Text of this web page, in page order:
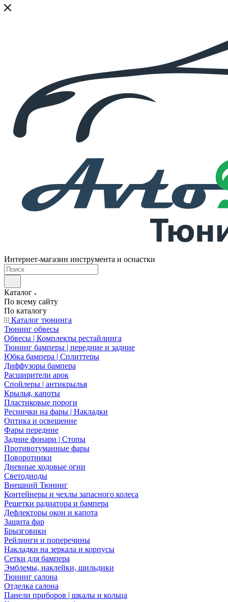
Интернет-магазин инструмента и оснастки
Каталог
По всему сайту
По каталогу
Каталог тюнинга
Тюнинг обвесы
Обвесы | Комплекты рестайлинга
Тюнинг бамперы | передние и задние
Юбка бампера | Сплиттеры
Диффузоры бампера
Расширители арок
Спойлеры | антикрылья
Крылья, капоты
Пластиковые пороги
Реснички на фары | Накладки
Оптика и освещение
Фары передние
Задние фонари | Стопы
Противотуманные фары
Поворотники
Дневные ходовые огни
Светодиоды
Внешний Тюнинг
Контейнеры и чехлы запасного колеса
Решетки радиатора и бампера
Дефлекторы окон и капота
Защита фар
Брызговики
Рейлинги и поперечины
Накладки на зеркала и корпусы
Сетки для бампера
Эмблемы, наклейки, шильдики
Тюнинг салона
Отделка салона
Панели приборов | шкалы и кольца